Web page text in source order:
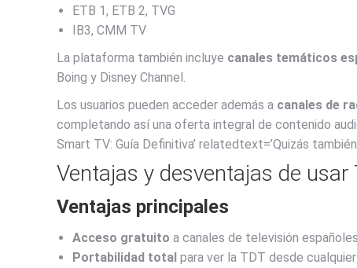
ETB 1, ETB 2, TVG
IB3, CMM TV
La plataforma también incluye canales temáticos
Boing y Disney Channel.
Los usuarios pueden acceder además a canales de
completando así una oferta integral de contenido
Smart TV: Guía Definitiva’ relatedtext=’Quizás
Ventajas y desventajas de
Ventajas principales
Acceso gratuito a canales de televisión
Portabilidad total para ver la TDT desde